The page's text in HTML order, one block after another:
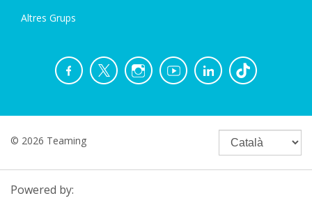
Altres Grups
© 2026 Teaming
Powered by: